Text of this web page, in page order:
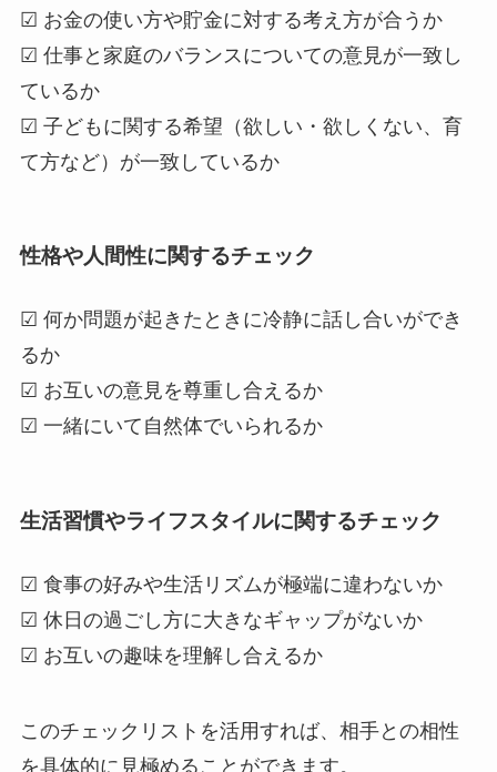
☑ お金の使い方や貯金に対する考え方が合うか
☑ 仕事と家庭のバランスについての意見が一致し
ているか
☑ 子どもに関する希望（欲しい・欲しくない、育
て方など）が一致しているか
性格や人間性に関するチェック
☑ 何か問題が起きたときに冷静に話し合いができ
るか
☑ お互いの意見を尊重し合えるか
☑ 一緒にいて自然体でいられるか
生活習慣やライフスタイルに関するチェック
☑ 食事の好みや生活リズムが極端に違わないか
☑ 休日の過ごし方に大きなギャップがないか
☑ お互いの趣味を理解し合えるか
このチェックリストを活用すれば、相手との相性
を具体的に見極めることができます。